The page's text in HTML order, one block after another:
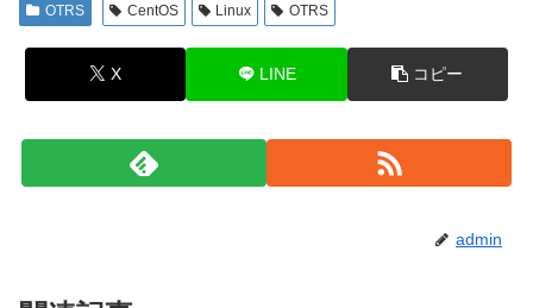
OTRS CentOS Linux OTRS
X LINE コピー
admin